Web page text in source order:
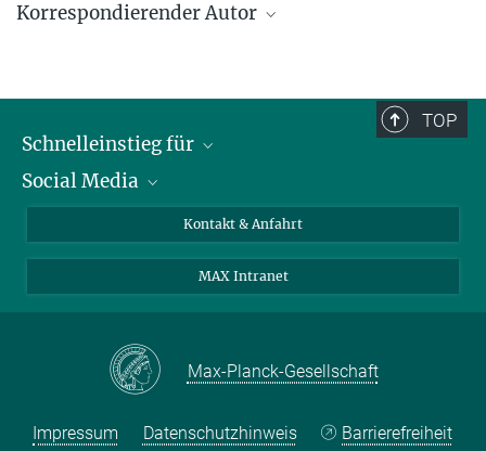
Korrespondierender Autor
TOP
Schnelleinstieg für
Journalist*innen
Bewerbende
Schüler*innen und Lehrkräfte
Social Media
Instagram
LinkedIn
Facebook
Kontakt & Anfahrt
MAX Intranet
Max-Planck-Gesellschaft
Impressum Datenschutzhinweis Barrierefreiheit